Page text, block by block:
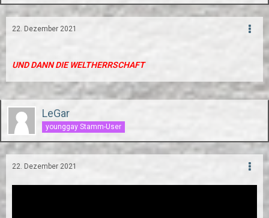
22. Dezember 2021
UND DANN DIE WELTHERRSCHAFT
LeGar
younggay Stamm-User
22. Dezember 2021